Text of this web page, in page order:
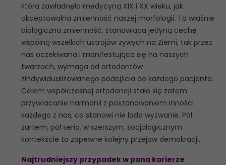
która zawładnęła medycyną XIX i XX wieku, jak
akceptowalna zmienność naszej morfologii. Ta właśnie
biologiczna zmienność, stanowiąca jedyną cechę
wspólną wszelkich ustrojów żywych na Ziemi, tak przez
nas oczekiwana i manifestująca się na naszych
twarzach, wymaga od ortodontów
zindywidualizowanego podejścia do każdego pacjenta.
Celem współczesnej ortodoncji stało się zatem
przywracanie harmonii z poszanowaniem inności
każdego z nas, co stanowi nie lada wyzwanie. Pół
żartem, pół serio, w szerszym, socjologicznym
kontekście to zapewne kolejny przejaw demokracji.
Najtrudniejszy przypadek w pana karierze